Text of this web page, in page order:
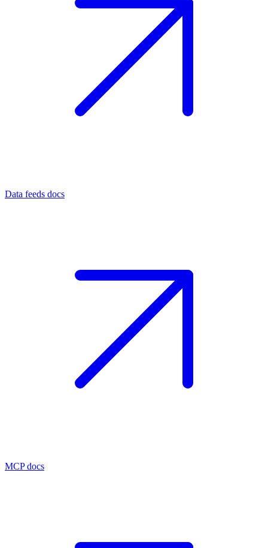
Data feeds docs
MCP docs